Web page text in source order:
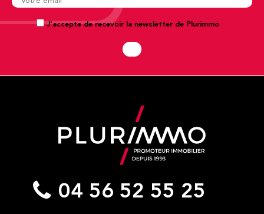
J'accepte de recevoir la newsletter de Plurimmo
04 56 52 55 25